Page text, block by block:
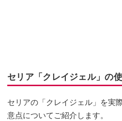
セリア「クレイジェル」の
セリアの「クレイジェル」を実
意点についてご紹介します。